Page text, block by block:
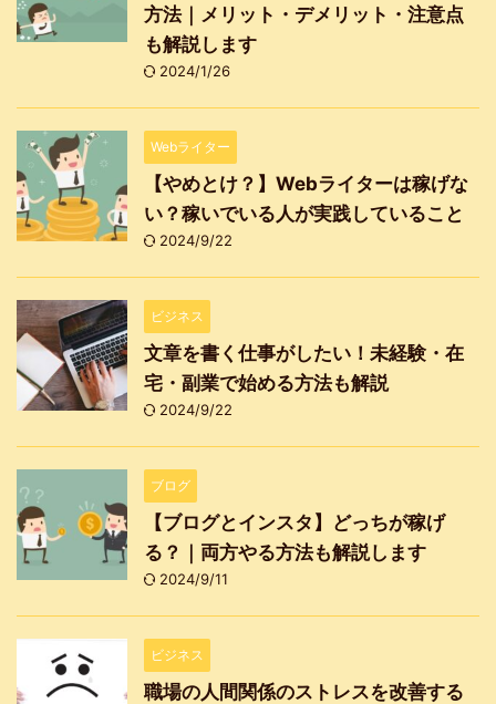
方法｜メリット・デメリット・注意点
も解説します
2024/1/26
Webライター
【やめとけ？】Webライターは稼げな
い？稼いでいる人が実践していること
2024/9/22
ビジネス
文章を書く仕事がしたい！未経験・在
宅・副業で始める方法も解説
2024/9/22
ブログ
【ブログとインスタ】どっちが稼げ
る？｜両方やる方法も解説します
2024/9/11
ビジネス
職場の人間関係のストレスを改善する